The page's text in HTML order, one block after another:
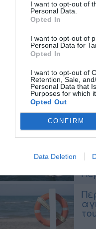
I want to opt-out of
Personal Data.
Opted In
I want to opt-out of
Personal Data for
Opted In
I want to opt-out of
Retention, Sale,
Personal Data that
Purposes for which
Opted Out
CONFIRM
Data Deletion